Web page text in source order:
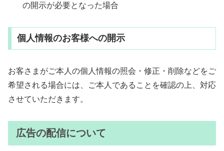
の開示が必要となった場合
個人情報のお客様への開示
お客さまがご本人の個人情報の照会・修正・削除などをご
希望される場合には、ご本人であることを確認の上、対応
させていただきます。
広告の配信について